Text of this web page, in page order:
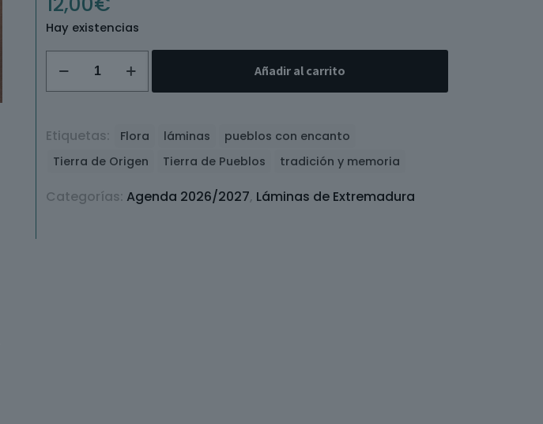
Hay existencias
cantidad
Añadir al carrito
Etiquetas: Flora láminas
pueblos con encanto
Tierra de Origen
Tierra de Pueblos tradición y memoria
Categorías: Agenda 2026/2027, Láminas de Extremadura